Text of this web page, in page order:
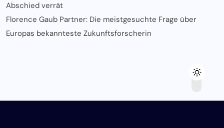
Abschied verrät
Florence Gaub Partner: Die meistgesuchte Frage über
Europas bekannteste Zukunftsforscherin